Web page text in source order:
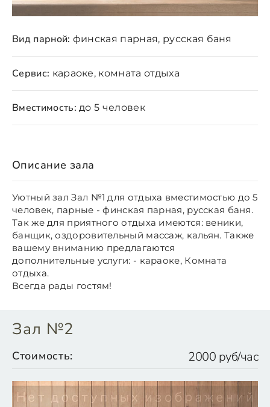
Вид парной: финская парная, русская баня
Сервис: караоке, комната отдыха
Вместимость: до 5 человек
Описание зала
Уютный зал Зал №1 для отдыха вместимостью до 5
человек, парные - финская парная, русская баня.
Так же для приятного отдыха имеются: веники,
банщик, оздоровительный массаж, кальян. Также
вашему вниманию предлагаются
дополнительные услуги: - караоке, Комната
отдыха.
Всегда рады гостям!
Зал №2
Стоимость: 2000 руб/час